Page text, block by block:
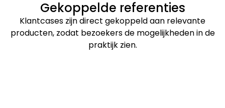
Gekoppelde referenties
Klantcases zijn direct gekoppeld aan relevante
producten, zodat bezoekers de mogelijkheden in de
praktijk zien.